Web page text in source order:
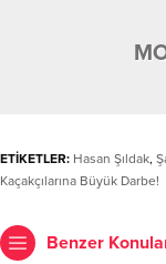
ETİKETLER: Hasan Şıldak,
Kaçakçılarına Büyük Darbe!
Benzer